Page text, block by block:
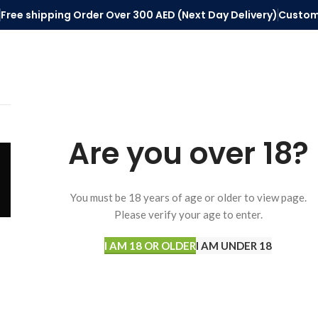
Are you over 18?
You must be 18 years of age or older to view page.
Please verify your age to enter.
I AM 18 OR OLDERI AM UNDER 18
Free shipping Order Over 300 AED (Next Day Delivery)